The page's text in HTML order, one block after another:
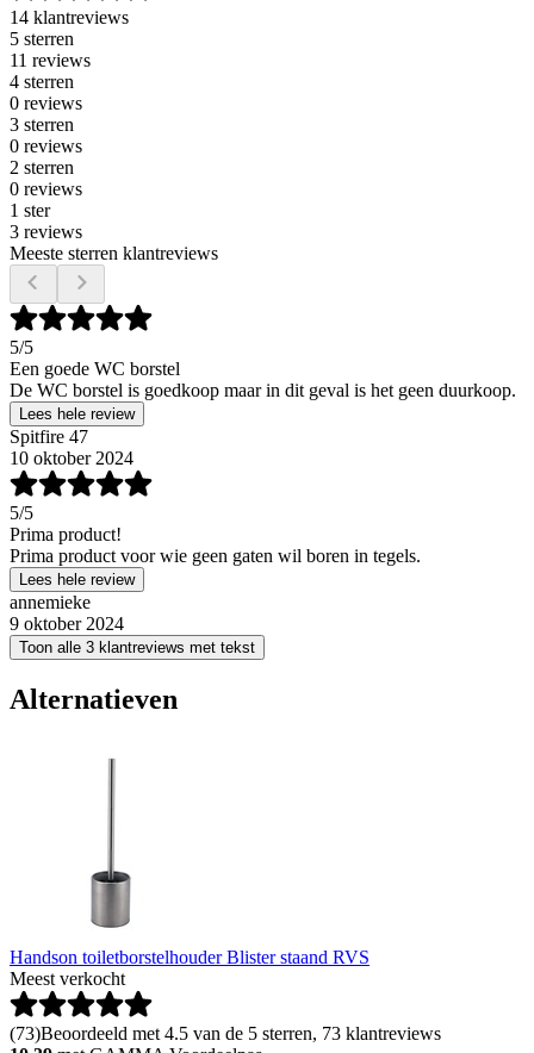
14 klantreviews
5 sterren
11 reviews
4 sterren
0 reviews
3 sterren
0 reviews
2 sterren
0 reviews
1 ster
3 reviews
Meeste sterren klantreviews
5/5
Een goede WC borstel
De WC borstel is goedkoop maar in dit geval is het geen duurkoop.
Lees hele review
Spitfire 47
10 oktober 2024
5/5
Prima product!
Prima product voor wie geen gaten wil boren in tegels.
Lees hele review
annemieke
9 oktober 2024
Toon alle 3 klantreviews met tekst
Alternatieven
Handson toiletborstelhouder Blister staand RVS
Meest verkocht
(73)Beoordeeld met 4.5 van de 5 sterren, 73 klantreviews